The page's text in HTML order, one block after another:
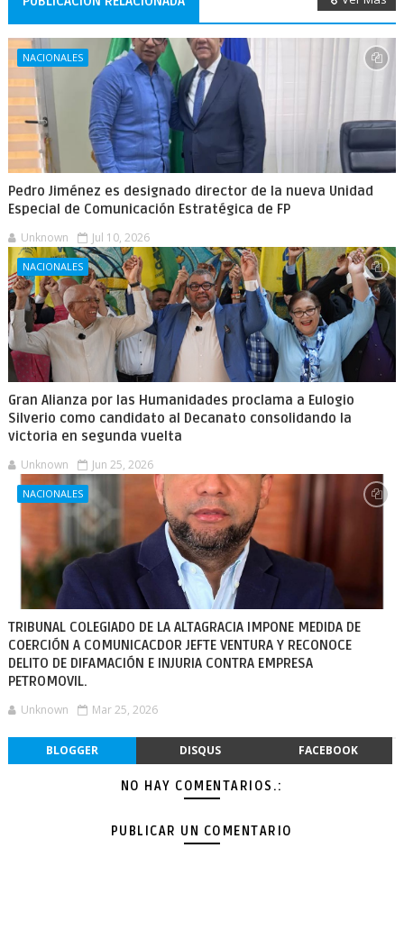
NACIONALES
Pedro Jiménez es designado director de la nueva Unidad
Especial de Comunicación Estratégica de FP
Unknown Jul 10, 2026
NACIONALES
Gran Alianza por las Humanidades proclama a Eulogio
Silverio como candidato al Decanato consolidando la
victoria en segunda vuelta
Unknown Jun 25, 2026
NACIONALES
TRIBUNAL COLEGIADO DE LA ALTAGRACIA IMPONE MEDIDA DE
COERCIÓN A COMUNICACDOR JEFTE VENTURA Y RECONOCE
DELITO DE DIFAMACIÓN E INJURIA CONTRA EMPRESA
PETROMOVIL.
Unknown Mar 25, 2026
BLOGGER DISQUS FACEBOOK
NO HAY COMENTARIOS.:
PUBLICAR UN COMENTARIO